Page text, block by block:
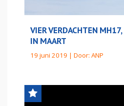
VIER VERDACHTEN
IN MAART
19 juni 2019 | Door: ANP